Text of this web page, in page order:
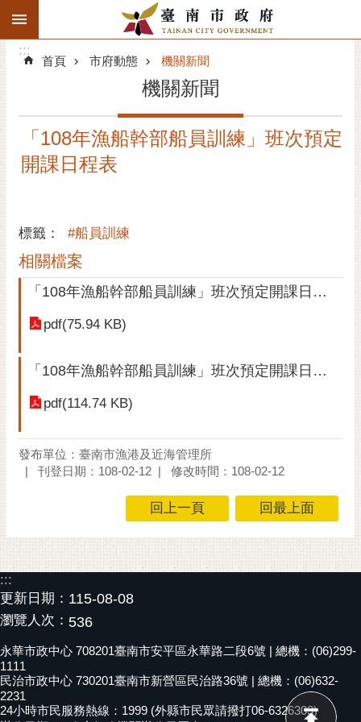
跳到主要內容區塊
搜
階
精彩府城
主題服務
市政資訊
螢
光
桐
花
祭
網
導
覽
訂
:::
:::
首頁 市府動態 機關新聞
機關新聞
「108年漁船幹部船員訓練」班次預定
開課日程表
標籤： #船員訓練
相關檔案
「108年漁船幹部船員訓練」班次預定開課日程表-來文
pdf(75.94 KB)
「108年漁船幹部船員訓練」班次預定開課日程表
pdf(114.74 KB)
發布單位：臺南市漁港及近海管理所
刊登日期：108-02-12
修改時間：108-02-12
回上一頁 回最上面
:::
更新日期： 115-08-08
瀏覽人次： 536
永華市政中心 708201臺南市安平區永華路二段6號 | 總機：(06)299-
1111
民治市政中心 730201臺南市新營區民治路36號 | 總機：(06)632-
2231
24小時市民服務熱線：1999 (外縣市民眾請撥打06-6326303)